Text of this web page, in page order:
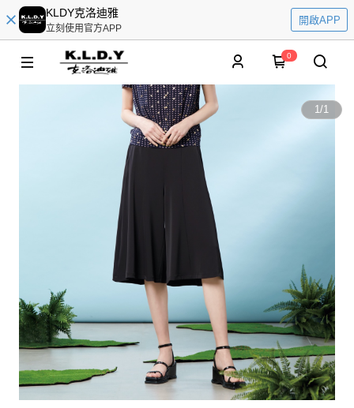
KLDY克洛迪雅
立刻使用官方APP
開啟APP
0
1/1